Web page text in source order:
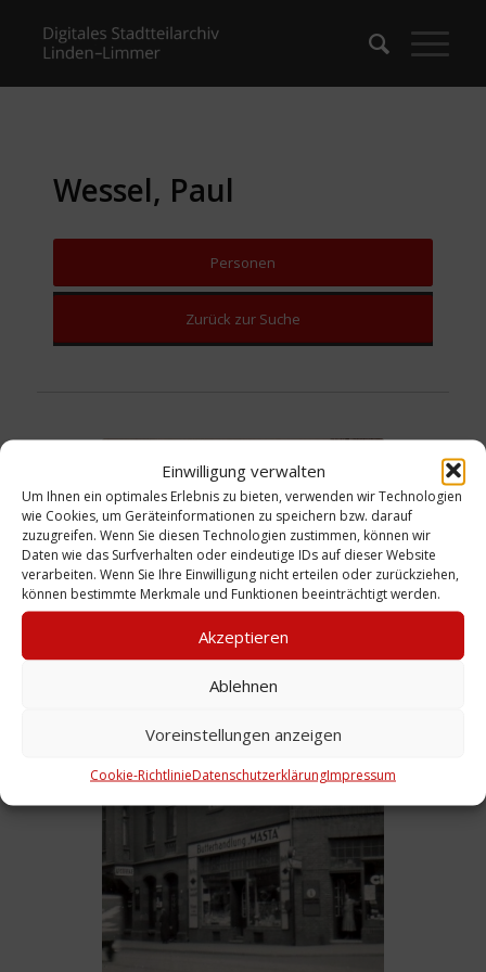
Einwilligung verwalten
Um Ihnen ein optimales Erlebnis zu bieten, verwenden wir Technologien
wie Cookies, um Geräteinformationen zu speichern bzw. darauf
zuzugreifen. Wenn Sie diesen Technologien zustimmen, können wir
Daten wie das Surfverhalten oder eindeutige IDs auf dieser Website
verarbeiten. Wenn Sie Ihre Einwilligung nicht erteilen oder zurückziehen,
können bestimmte Merkmale und Funktionen beeinträchtigt werden.
Akzeptieren
Ablehnen
Voreinstellungen anzeigen
Cookie-RichtlinieDatenschutzerklärungImpressum
Wessel, Paul
Personen
Zurück zur Suche
Ansichtskarte: Egestorff- und
Niemeyerstraße mit Postamt und Rathaus,